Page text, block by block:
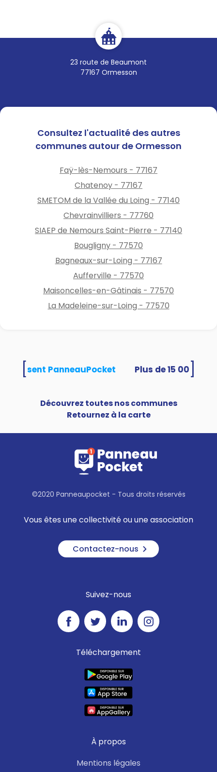
23 route de Beaumont
77167 Ormesson
Consultez l'actualité des autres
communes autour de Ormesson
Faÿ-lès-Nemours - 77167
Chatenoy - 77167
SMETOM de la Vallée du Loing - 77140
Chevrainvilliers - 77760
SIAEP de Nemours Saint-Pierre - 77140
Bougligny - 77570
Bagneaux-sur-Loing - 77167
Aufferville - 77570
Maisoncelles-en-Gâtinais - 77570
La Madeleine-sur-Loing - 77570
utilisent PanneauPocket
Découvrez toutes nos communes
Retournez à la carte
©2020 Panneaupocket - Tous droits réservés
Vous êtes une collectivité ou une association
Contactez-nous
Suivez-nous
Téléchargement
À propos
Mentions légales